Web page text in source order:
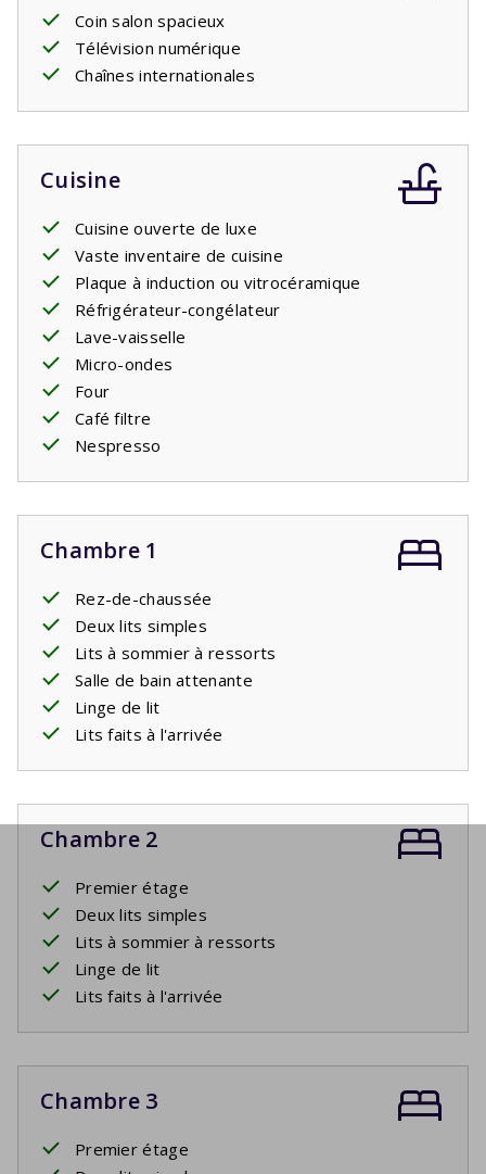
Coin salon spacieux
Télévision numérique
Chaînes internationales
Cuisine
Cuisine ouverte de luxe
Vaste inventaire de cuisine
Plaque à induction ou vitrocéramique
Réfrigérateur-congélateur
Lave-vaisselle
Micro-ondes
Four
Café filtre
Nespresso
Chambre 1
Rez-de-chaussée
Deux lits simples
Lits à sommier à ressorts
Salle de bain attenante
Linge de lit
Lits faits à l'arrivée
Chambre 2
Premier étage
Deux lits simples
Lits à sommier à ressorts
Linge de lit
Lits faits à l'arrivée
Chambre 3
Premier étage